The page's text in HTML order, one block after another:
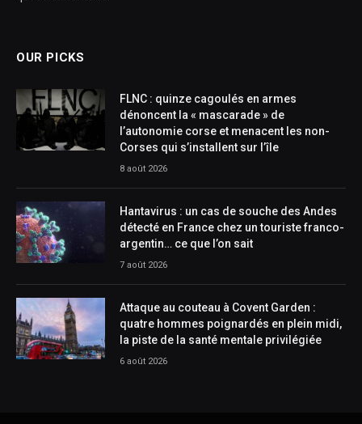
OUR PICKS
FLNC : quinze cagoulés en armes
dénoncent la « mascarade » de
l’autonomie corse et menacent les non-
Corses qui s’installent sur l’île
8 août 2026
Hantavirus : un cas de souche des Andes
détecté en France chez un touriste franco-
argentin… ce que l’on sait
7 août 2026
Attaque au couteau à Covent Garden :
quatre hommes poignardés en plein midi,
la piste de la santé mentale privilégiée
6 août 2026